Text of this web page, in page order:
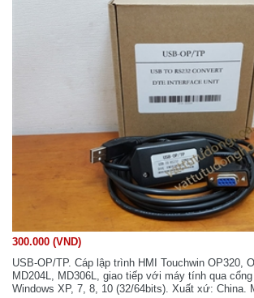
300.000 (VND)
USB-OP/TP. Cáp lập trình HMI Touchwin OP320,
MD204L, MD306L, giao tiếp với máy tính qua
Windows XP, 7, 8, 10 (32/64bits). Xuất xứ: China.